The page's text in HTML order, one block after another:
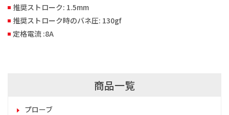
推奨ストローク: 1.5mm
推奨ストローク時のバネ圧: 130gf
定格電流 :8A
商品一覧
プローブ